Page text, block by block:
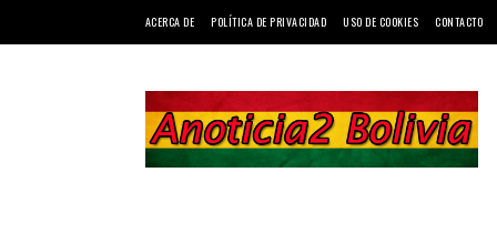
ACERCA DE POLÍTICA DE PRIVACIDAD USO DE COOKIES CONTACTO